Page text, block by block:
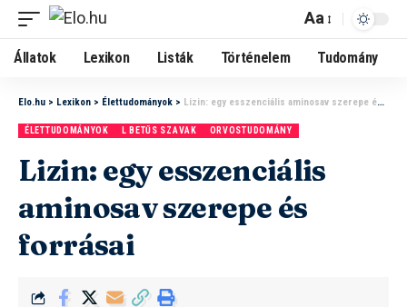
Aa
Állatok Lexikon Listák Történelem Tudomány
Elo.hu > Lexikon > Élettudományok > Lizin: egy esszenciális aminosav szerepe és forrásai
ÉLETTUDOMÁNYOK L BETŰS SZAVAK ORVOSTUDOMÁNY
Lizin: egy esszenciális
aminosav szerepe és
forrásai